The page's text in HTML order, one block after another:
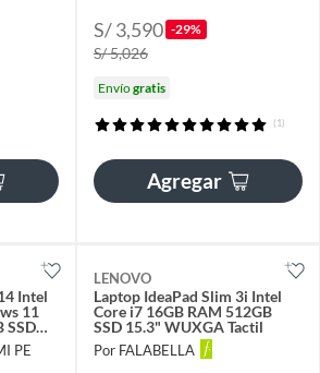
S/ 3,590 -29%
S/ 5,026
Envíogratis
(1)
Agregar
Intel
11
SSD
PE
LENOVO
Laptop IdeaPad Slim 3i Intel
Core i7 16GB RAM 512GB
SSD 15.3" WUXGA Tactil
Por FALABELLA